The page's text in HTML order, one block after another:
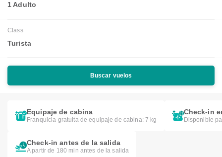
1 Adulto
Class
Turista
Buscar vuelos
Equipaje de cabina
Franquicia gratuita de equipaje de cabina: 7 kg
Check-in
Disponible
Check-in antes de la salida
A partir de 180 min antes de la salida